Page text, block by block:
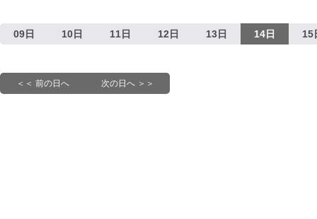
09日 10日 11日 12日 13日 14日 15
＜＜ 前の日へ 次の日へ ＞＞